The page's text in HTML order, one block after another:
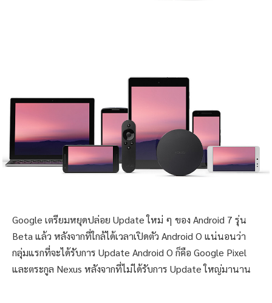
Google เตรียมหยุดปล่อย Update ใหม่ ๆ ของ Android 7 รุ่น
Beta แล้ว หลังจากที่ใกล้ได้เวลาเปิดตัว Android O แน่นอนว่า
กลุ่มแรกที่จะได้รับการ Update Android O ก็คือ Google Pixel
และตระกูล Nexus หลังจากที่ไม่ได้รับการ Update ใหญ่มานาน